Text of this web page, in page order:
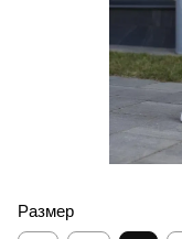
Размер